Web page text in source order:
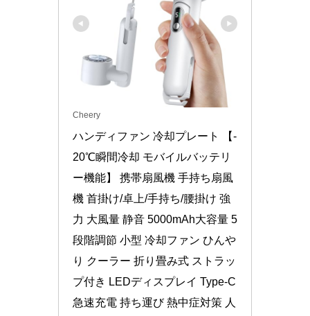
Cheery
ハンディファン 冷却プレート 【-
20℃瞬間冷却 モバイルバッテリ
ー機能】 携帯扇風機 手持ち扇風
機 首掛け/卓上/手持ち/腰掛け 強
力 大風量 静音 5000mAh大容量 5
段階調節 小型 冷却ファン ひんや
り クーラー 折り畳み式 ストラッ
プ付き LEDディスプレイ Type-C
急速充電 持ち運び 熱中症対策 人